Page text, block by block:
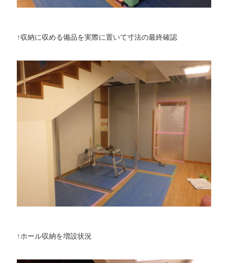
↑収納に収める備品を実際に置いて寸法の最終確認
↑ホール収納を増設状況